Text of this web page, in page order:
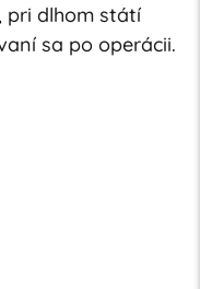
pri dlhom státí
sa po operácii.